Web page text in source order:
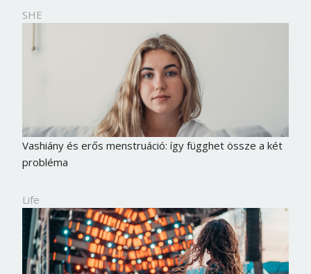
SHE
Vashiány és erős menstruáció: így függhet össze a két
probléma
Life
Jelszó
Mégse Bejelentkezés